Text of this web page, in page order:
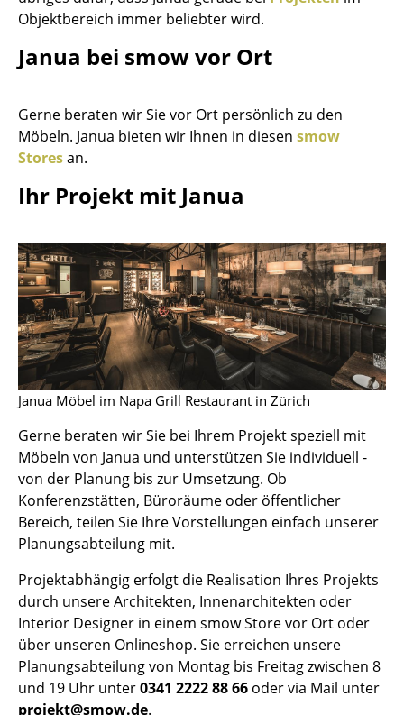
Tischleuchten
Schreibtischleuchten
Stehleuchten & Leseleuchten
Wandleuchten
Outdoor-Leuchten
Akkuleuchten
... alle Leuchten
Betten
Doppelbetten
Einzelbetten
Stapelbetten
Kinderbetten
Nachttische & Bettzubehör
... alle Betten
Accessoires
Uhren
Objektbereich immer beliebter wird.
Janua bei smow vor Ort
Gerne beraten wir Sie vor Ort persönlich zu den
Möbeln. Janua bieten wir Ihnen in diesen smow
Storesan.
Ihr Projekt mit Janua
Janua Möbel im Napa Grill Restaurant in Zürich
Gerne beraten wir Sie bei Ihrem Projekt speziell mit
Möbeln von Janua und unterstützen Sie individuell -
von der Planung bis zur Umsetzung. Ob
Konferenzstätten, Büroräume oder öffentlicher
Bereich, teilen Sie Ihre Vorstellungen einfach unserer
Planungsabteilung mit.
Projektabhängig erfolgt die Realisation Ihres Projekts
durch unsere Architekten, Innenarchitekten oder
Interior Designer in einem smow Store vor Ort oder
über unseren Onlineshop. Sie erreichen unsere
Planungsabteilung von Montag bis Freitag zwischen 8
und 19 Uhr unter0341 2222 88 66 oder via Mail unter
projekt@smow.de.